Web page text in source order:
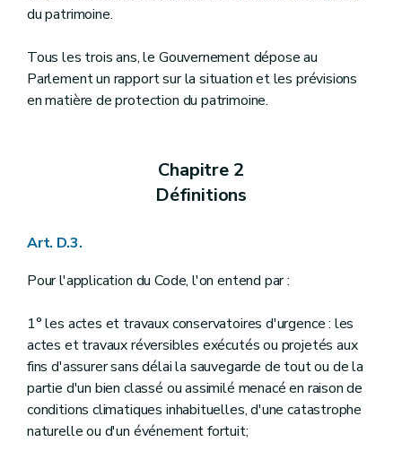
Art. D.62
Art. D.64
Art. D.65
Art. D.66
Art. D.67
Chapitre 6 Les catégories de biens archéologiques
Chapitre 7 Les dépôts agréés et le Centre régional de conservation et d'études de biens archéologiques
Section 1 Les dépôts agréés
Art. D.77
Art. D.78
Section 2 Le Centre régional de conservation et d'études de biens archéologiques
Art. D.79
Chapitre 8 Le Centre régional de conservation et d'études de biens archéologiques
Art. D.80
du patrimoine.
Tous les trois ans, le Gouvernement dépose au
Parlement un rapport sur la situation et les prévisions
en matière de protection du patrimoine.
Chapitre 2
Définitions
Art. D.3.
Pour l'application du Code, l'on entend par :
1° les actes et travaux conservatoires d'urgence : les
actes et travaux réversibles exécutés ou projetés aux
fins d'assurer sans délai la sauvegarde de tout ou de la
partie d'un bien classé ou assimilé menacé en raison de
conditions climatiques inhabituelles, d'une catastrophe
naturelle ou d'un événement fortuit;